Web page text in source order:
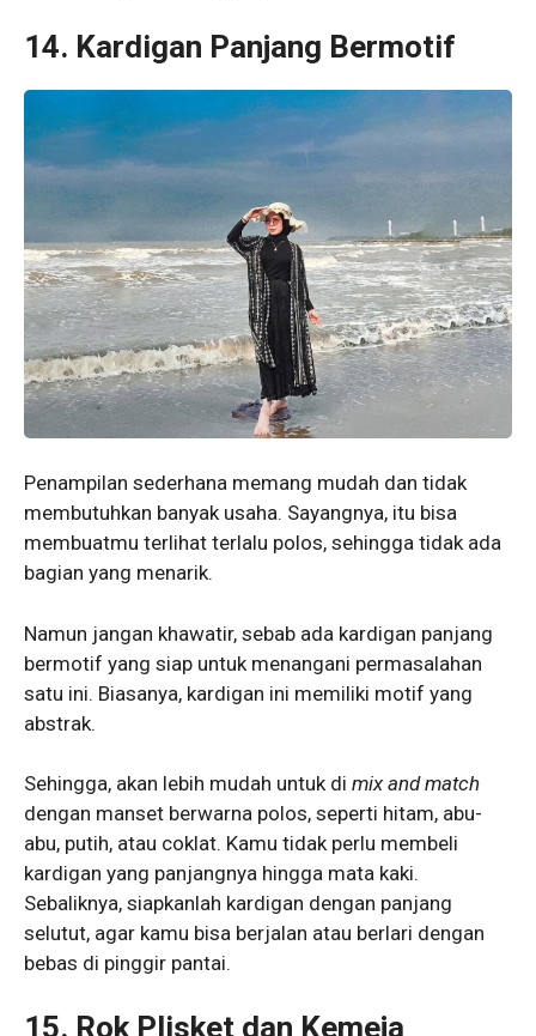
14. Kardigan Panjang Bermotif
Penampilan sederhana memang mudah dan tidak
membutuhkan banyak usaha. Sayangnya, itu bisa
membuatmu terlihat terlalu polos, sehingga tidak ada
bagian yang menarik.
Namun jangan khawatir, sebab ada kardigan panjang
bermotif yang siap untuk menangani permasalahan
satu ini. Biasanya, kardigan ini memiliki motif yang
abstrak.
Sehingga, akan lebih mudah untuk di mix and match
dengan manset berwarna polos, seperti hitam, abu-
abu, putih, atau coklat. Kamu tidak perlu membeli
kardigan yang panjangnya hingga mata kaki.
Sebaliknya, siapkanlah kardigan dengan panjang
selutut, agar kamu bisa berjalan atau berlari dengan
bebas di pinggir pantai.
15. Rok Plisket dan Kemeja